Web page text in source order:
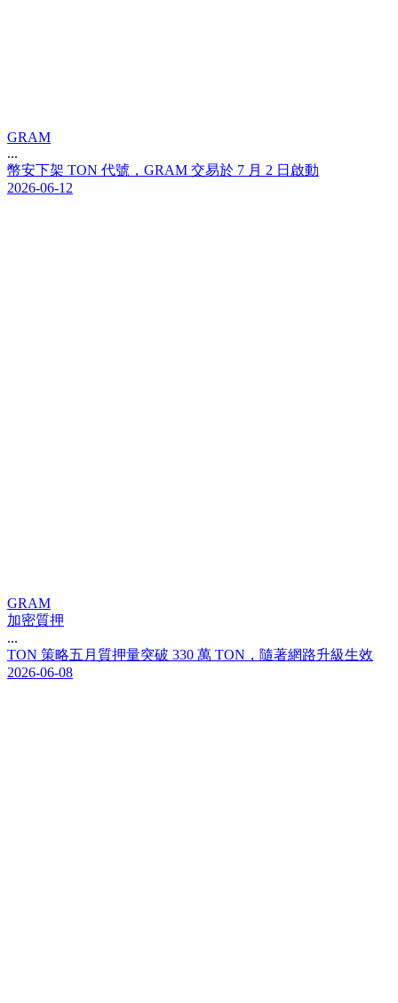
GRAM
...
幣安下架 TON 代號 ， GRAM 交易於 7 月 2 日 啟動
2026-06-12
GRAM
加密質押
...
TON 策略五 月 質押量突破 330 萬 TON ， 隨著網路升級生效
2026-06-08